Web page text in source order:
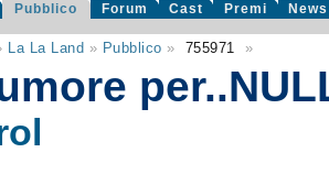
Pubblico Forum Cast Premi News
La La Land » Pubblico » 755971 »